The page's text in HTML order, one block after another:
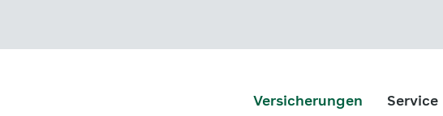
Versicherungen Service